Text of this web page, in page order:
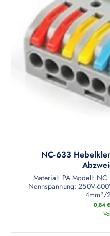
NC-633
Material: PA Modell:
Nennspannung: 250V-
4mm²/
0,84€